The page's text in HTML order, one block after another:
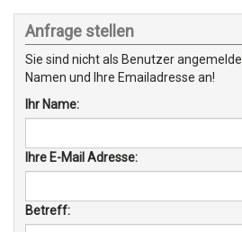
Anfrage stellen
Sie sind nicht als Benutzer
Namen und Ihre Emailadresse an!
Ihr Name:
Ihre E-Mail Adresse:
Betreff: